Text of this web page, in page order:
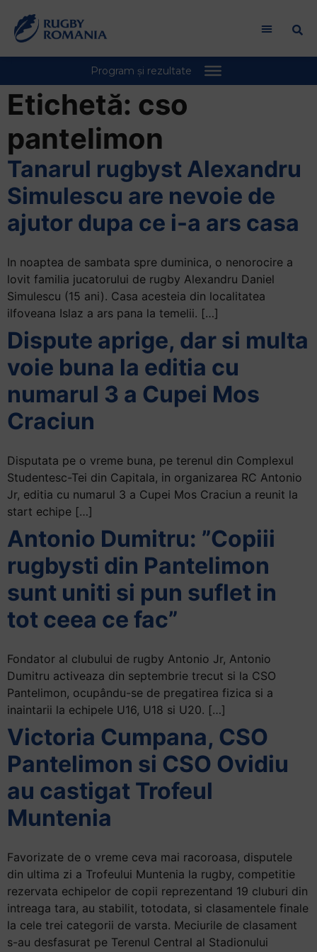
Etichetă: cso
pantelimon
Tanarul rugbyst Alexandru
Simulescu are nevoie de
ajutor dupa ce i-a ars casa
In noaptea de sambata spre duminica, o nenorocire a
lovit familia jucatorului de rugby Alexandru Daniel
Simulescu (15 ani). Casa acesteia din localitatea
ilfoveana Islaz a ars pana la temelii. […]
Dispute aprige, dar si multa
voie buna la editia cu
numarul 3 a Cupei Mos
Craciun
Disputata pe o vreme buna, pe terenul din Complexul
Studentesc-Tei din Capitala, in organizarea RC Antonio
Jr, editia cu numarul 3 a Cupei Mos Craciun a reunit la
start echipe […]
Antonio Dumitru: ”Copiii
rugbysti din Pantelimon
sunt uniti si pun suflet in
tot ceea ce fac”
Fondator al clubului de rugby Antonio Jr, Antonio
Dumitru activeaza din septembrie trecut si la CSO
Pantelimon, ocupându-se de pregatirea fizica si a
inaintarii la echipele U16, U18 si U20. […]
Victoria Cumpana, CSO
Pantelimon si CSO Ovidiu
au castigat Trofeul
Muntenia
Favorizate de o vreme ceva mai racoroasa, disputele
din ultima zi a Trofeului Muntenia la rugby, competitie
rezervata echipelor de copii reprezentand 19 cluburi din
intreaga tara, au stabilit, totodata, si clasamentele finale
la cele trei categorii de varsta. Meciurile de clasament
s-au desfasurat pe Terenul Central al Stadionului